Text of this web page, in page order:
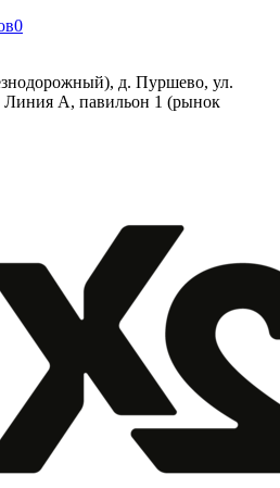
0
д. Пуршево, ул.
Линия А, павильон 1 (рынок